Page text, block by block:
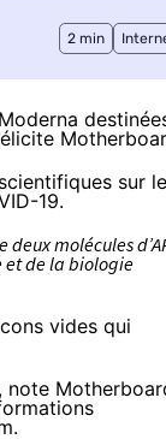
2 min
sur le
19.
molécules
et de la biologie
vides qui
note